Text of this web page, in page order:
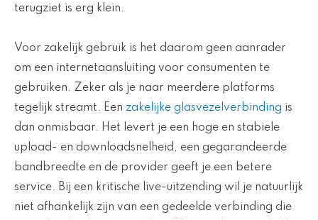
terugziet is erg klein.
Voor zakelijk gebruik is het daarom geen aanrader
om een internetaansluiting voor consumenten te
gebruiken. Zeker als je naar meerdere platforms
tegelijk streamt. Een zakelijke glasvezelverbinding is
dan onmisbaar. Het levert je een hoge en stabiele
upload- en downloadsnelheid, een gegarandeerde
bandbreedte en de provider geeft je een betere
service. Bij een kritische live-uitzending wil je natuurlijk
niet afhankelijk zijn van een gedeelde verbinding die